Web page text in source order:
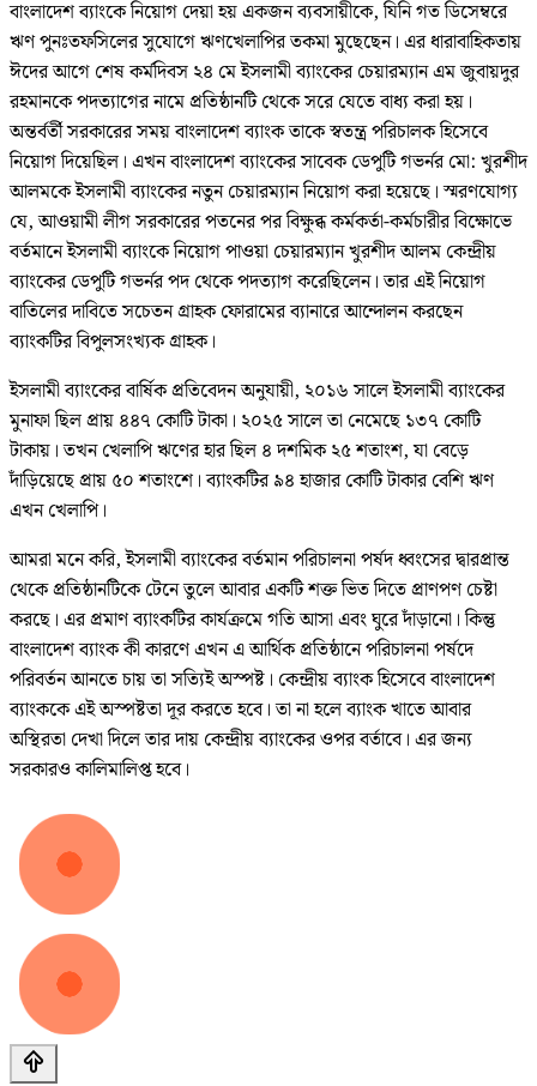
বাংলাদেশ ব্যাংকে নিয়োগ দেয়া হয় একজন ব্যবসায়ীকে, যিনি গত ডিসেম্বরে
ঋণ পুনঃতফসিলের সুযোগে ঋণখেলাপির তকমা মুছেছেন। এর ধারাবাহিকতায়
ঈদের আগে শেষ কর্মদিবস ২৪ মে ইসলামী ব্যাংকের চেয়ারম্যান এম জুবায়দুর
রহমানকে পদত্যাগের নামে প্রতিষ্ঠানটি থেকে সরে যেতে বাধ্য করা হয়।
অন্তর্বর্তী সরকারের সময় বাংলাদেশ ব্যাংক তাকে স্বতন্ত্র পরিচালক হিসেবে
নিয়োগ দিয়েছিল। এখন বাংলাদেশ ব্যাংকের সাবেক ডেপুটি গভর্নর মো: খুরশীদ
আলমকে ইসলামী ব্যাংকের নতুন চেয়ারম্যান নিয়োগ করা হয়েছে। স্মরণযোগ্য
যে, আওয়ামী লীগ সরকারের পতনের পর বিক্ষুব্ধ কর্মকর্তা-কর্মচারীর বিক্ষোভে
বর্তমানে ইসলামী ব্যাংকে নিয়োগ পাওয়া চেয়ারম্যান খুরশীদ আলম কেন্দ্রীয়
ব্যাংকের ডেপুটি গভর্নর পদ থেকে পদত্যাগ করেছিলেন। তার এই নিয়োগ
বাতিলের দাবিতে সচেতন গ্রাহক ফোরামের ব্যানারে আন্দোলন করছেন
ব্যাংকটির বিপুলসংখ্যক গ্রাহক।
ইসলামী ব্যাংকের বার্ষিক প্রতিবেদন অনুযায়ী, ২০১৬ সালে ইসলামী ব্যাংকের
মুনাফা ছিল প্রায় ৪৪৭ কোটি টাকা। ২০২৫ সালে তা নেমেছে ১৩৭ কোটি
টাকায়। তখন খেলাপি ঋণের হার ছিল ৪ দশমিক ২৫ শতাংশ, যা বেড়ে
দাঁড়িয়েছে প্রায় ৫০ শতাংশে। ব্যাংকটির ৯৪ হাজার কোটি টাকার বেশি ঋণ
এখন খেলাপি।
আমরা মনে করি, ইসলামী ব্যাংকের বর্তমান পরিচালনা পর্ষদ ধ্বংসের দ্বারপ্রান্ত
থেকে প্রতিষ্ঠানটিকে টেনে তুলে আবার একটি শক্ত ভিত দিতে প্রাণপণ চেষ্টা
করছে। এর প্রমাণ ব্যাংকটির কার্যক্রমে গতি আসা এবং ঘুরে দাঁড়ানো। কিন্তু
বাংলাদেশ ব্যাংক কী কারণে এখন এ আর্থিক প্রতিষ্ঠানে পরিচালনা পর্ষদে
পরিবর্তন আনতে চায় তা সত্যিই অস্পষ্ট। কেন্দ্রীয় ব্যাংক হিসেবে বাংলাদেশ
ব্যাংককে এই অস্পষ্টতা দূর করতে হবে। তা না হলে ব্যাংক খাতে আবার
অস্থিরতা দেখা দিলে তার দায় কেন্দ্রীয় ব্যাংকের ওপর বর্তাবে। এর জন্য
সরকারও কালিমালিপ্ত হবে।